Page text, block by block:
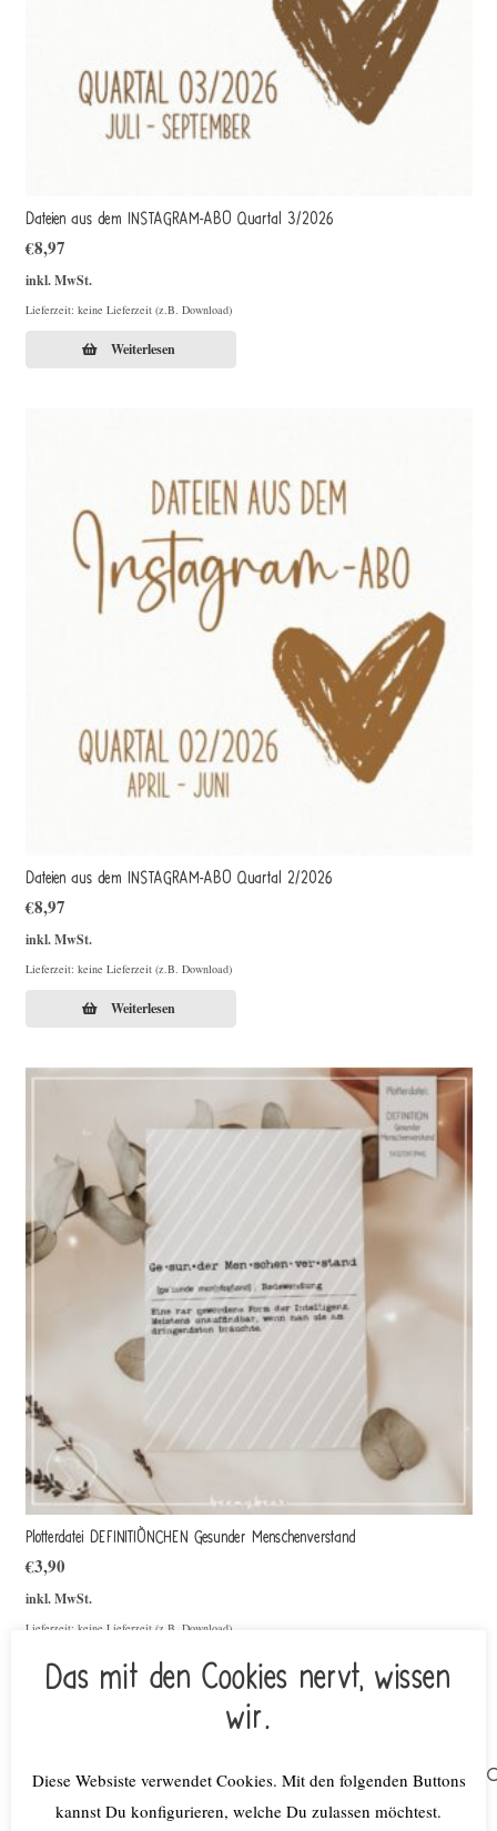
Dateien aus dem INSTAGRAM-ABO Quartal 3/2026
€8,97
inkl. MwSt.
Lieferzeit: keine Lieferzeit (z.B. Download)
Weiterlesen
Dateien aus dem INSTAGRAM-ABO Quartal 2/2026
€8,97
inkl. MwSt.
Lieferzeit: keine Lieferzeit (z.B. Download)
Weiterlesen
Plotterdatei DEFINITIÖNCHEN Gesunder Menschenverstand
€3,90
inkl. MwSt.
Lieferzeit: keine Lieferzeit (z.B. Download)
Weiterlesen
Das mit den Cookies nervt, wissen
wir.
Diese Websiste verwendet Cookies. Mit den folgenden Buttons
kannst Du konfigurieren, welche Du zulassen möchtest.